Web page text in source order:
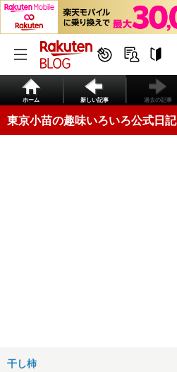
ホーム 新しい記事 過去の記事
東京小苗の趣味いろいろ公式日記
干し柿